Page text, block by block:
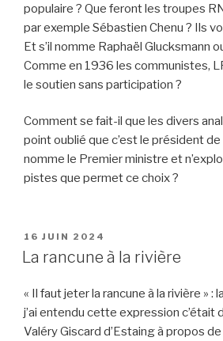
populaire ? Que feront les troupes
par exemple Sébastien Chenu ? Ils
Et s’il nomme Raphaël Glucksmann
Comme en 1936 les communistes,
le soutien sans participation ?
Comment se fait-il que les divers
point oublié que c’est le président de
nomme le Premier ministre et
pistes que permet ce choix ?
PUBLIÉ
LE
16 JUIN 2024
La rancune à la rivière
« Il faut jeter la rancune à la rivière » :
j’ai entendu cette expression c’était
Valéry Giscard d’Estaing à propos